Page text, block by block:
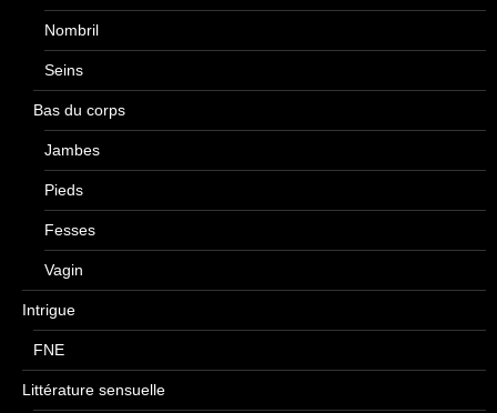
Nombril
Seins
Bas du corps
Jambes
Pieds
Fesses
Vagin
Intrigue
FNE
Littérature sensuelle